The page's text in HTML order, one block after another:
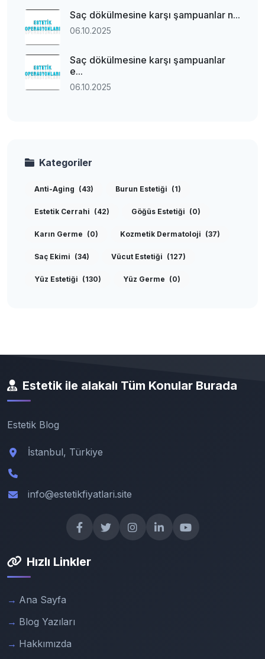
Saç dökülmesine karşı şampuanlar n...
06.10.2025
Saç dökülmesine karşı şampuanlar
e...
06.10.2025
Kategoriler
Anti-Aging (43) Burun Estetiği (1)
Estetik Cerrahi (42) Göğüs Estetiği (0)
Karın Germe (0) Kozmetik Dermatoloji (37)
Saç Ekimi (34) Vücut Estetiği (127)
Yüz Estetiği (130) Yüz Germe (0)
Estetik ile alakalı Tüm Konular Burada
Estetik Blog
İstanbul, Türkiye
info@estetikfiyatlari.site
Hızlı Linkler
Ana Sayfa
Blog Yazıları
Hakkımızda